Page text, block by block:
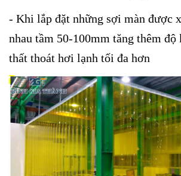
- Khi lắp đặt những sợi màn được
nhau tầm 50-100mm tăng thêm độ
thất thoát hơi lạnh tối đa hơn